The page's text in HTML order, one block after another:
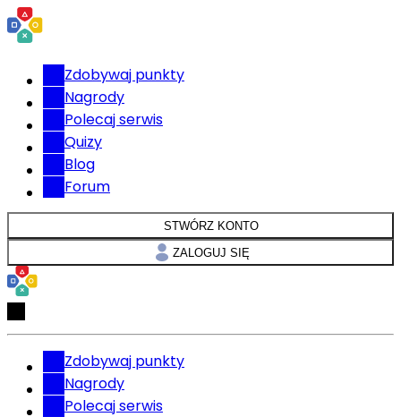
Zdobywaj punkty
Nagrody
Polecaj serwis
Quizy
Blog
Forum
STWÓRZ KONTO
ZALOGUJ SIĘ
Zdobywaj punkty
Nagrody
Polecaj serwis